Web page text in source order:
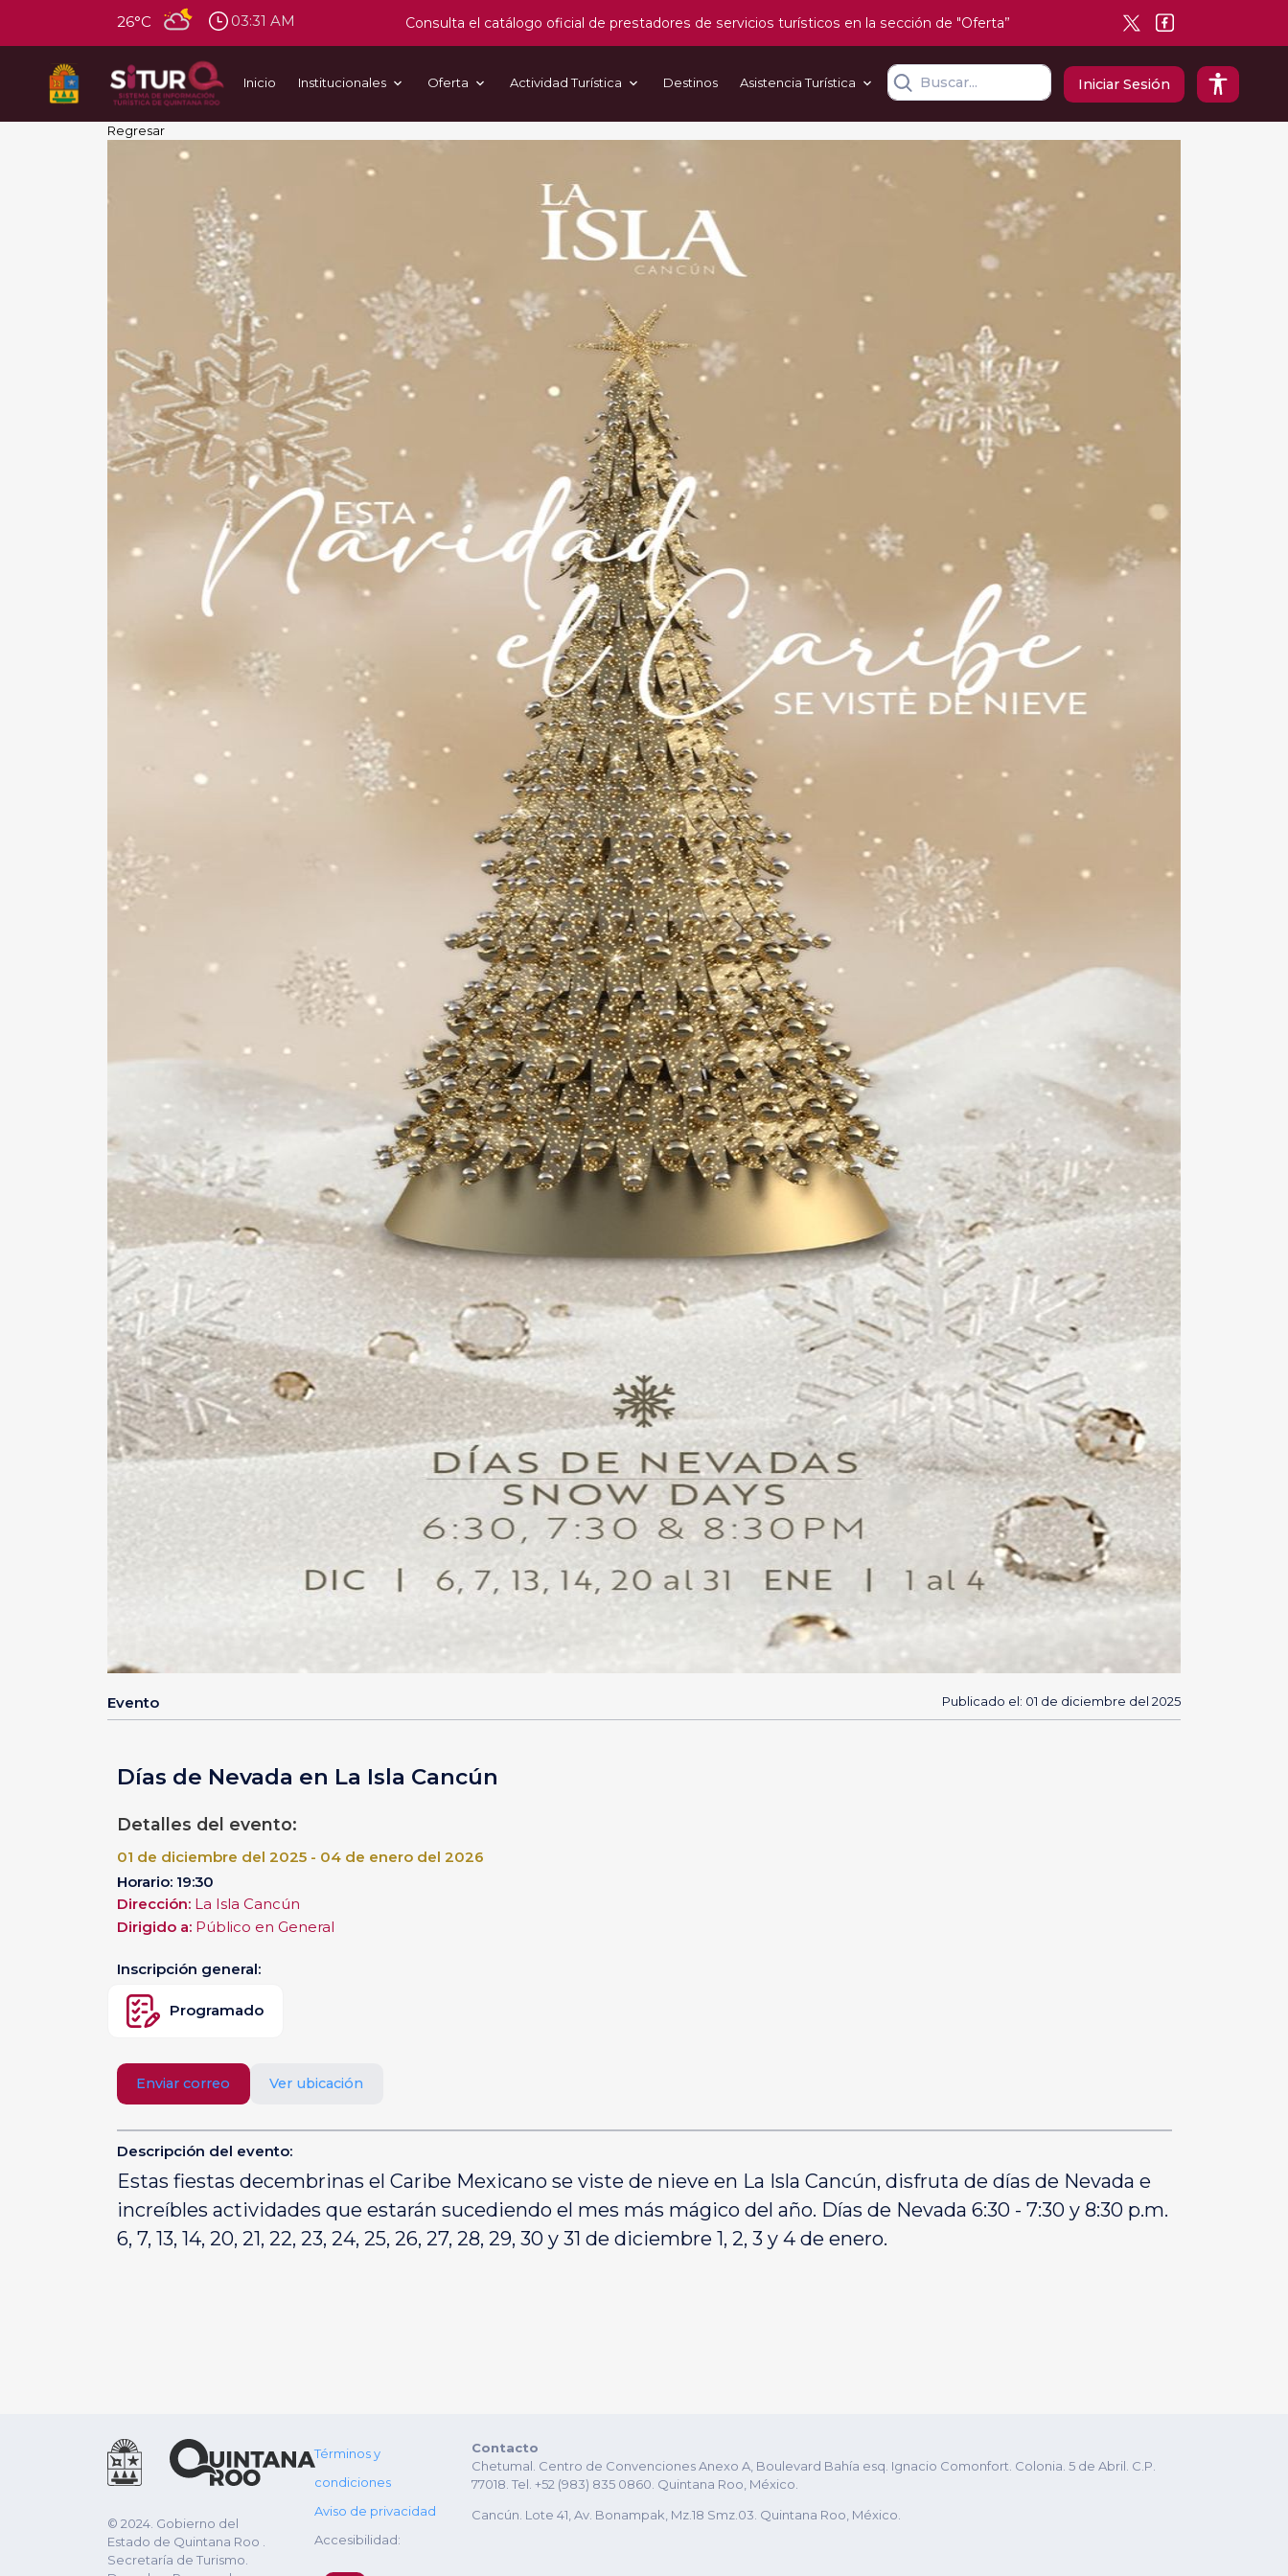
26°C 03:31 AM Consulta el catálogo oficial de prestadores de servicios turísticos en la sección de "Oferta”
Inicio Institucionales Oferta Actividad Turística Destinos Asistencia Turística Iniciar Sesión
Regresar
Evento Publicado el: 01 de diciembre del 2025
Días de Nevada en La Isla Cancún
Detalles del evento:
01 de diciembre del 2025 - 04 de enero del 2026
Horario: 19:30
Dirección: La Isla Cancún
Dirigido a: Público en General
Inscripción general:
Programado
Enviar correo Ver ubicación
Descripción del evento:
Estas fiestas decembrinas el Caribe Mexicano se viste de nieve en La Isla Cancún, disfruta de días de Nevada e
increíbles actividades que estarán sucediendo el mes más mágico del año. Días de Nevada 6:30 - 7:30 y 8:30 p.m.
6, 7, 13, 14, 20, 21, 22, 23, 24, 25, 26, 27, 28, 29, 30 y 31 de diciembre 1, 2, 3 y 4 de enero.
© 2024. Gobierno del
Estado de Quintana Roo .
Secretaría de Turismo.
Términos y
condiciones
Aviso de privacidad
Accesibilidad:
Contacto
Chetumal. Centro de Convenciones Anexo A, Boulevard Bahía esq. Ignacio Comonfort. Colonia. 5 de Abril. C.P.
77018. Tel. +52 (983) 835 0860. Quintana Roo, México.
Cancún. Lote 41, Av. Bonampak, Mz.18 Smz.03. Quintana Roo, México.